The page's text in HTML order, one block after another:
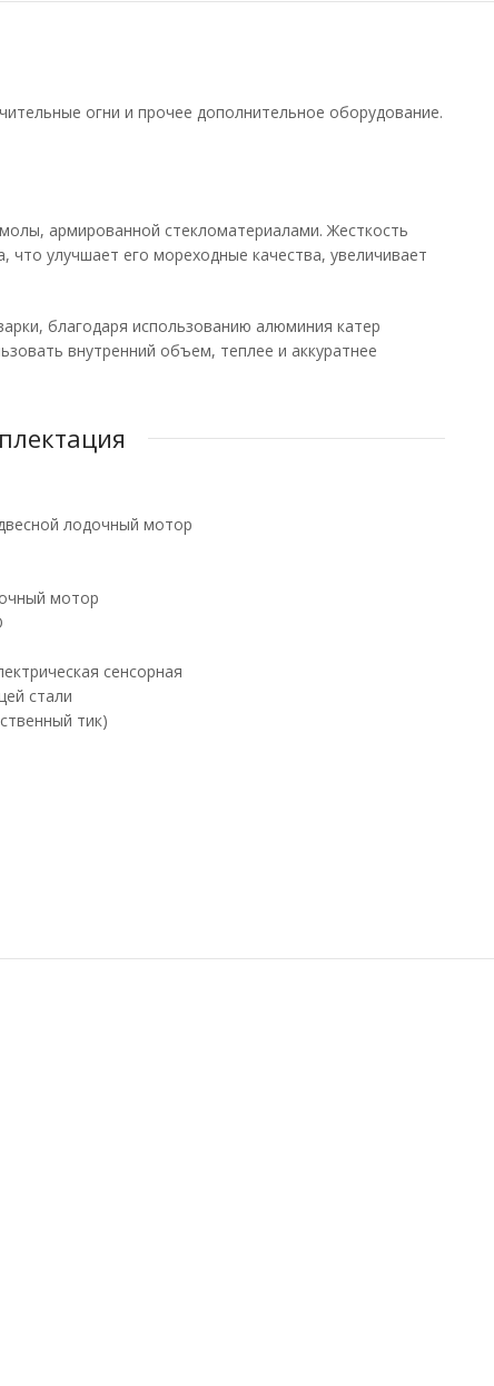
огни и прочее дополнительное оборудование.
армированной стекломатериалами. Жесткость
улучшает его мореходные качества, увеличивает
благодаря использованию алюминия катер
внутренний объем, теплее и аккуратнее
лодочный мотор
мотор
сенсорная
стали
тик)